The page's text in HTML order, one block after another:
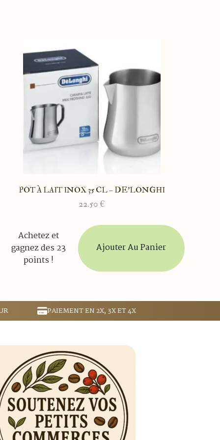
POT À LAIT INOX 35 CL – DE’LONGHI
22.50 €
Achetez et
gagnez des 23
points !
Ajouter Au Panier
PAIEMENT EN 2X, 3X ET 4X